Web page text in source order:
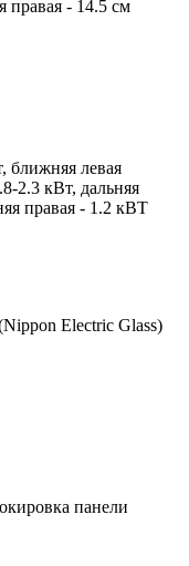
правая - 14.5 см
ближняя левая
2.3 кВт, дальняя
правая - 1.2 кВТ
Electric Glass)
панели